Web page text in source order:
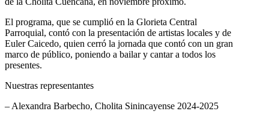
El programa, que se cumplió en la Glorieta Central
Parroquial, contó con la presentación de artistas locales y de
Euler Caicedo, quien cerró la jornada que contó con un gran
marco de público, poniendo a bailar y cantar a todos los
presentes.
Nuestras representantes
– Alexandra Barbecho, Cholita Sinincayense 2024-2025